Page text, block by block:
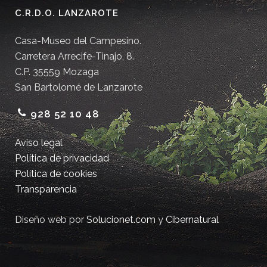
C.R.D.O. LANZAROTE
Casa-Museo del Campesino.
Carretera Arrecife-Tinajo, 8.
C.P. 35559 Mozaga
San Bartolomé de Lanzarote
928 52 10 48
Aviso legal
Política de privacidad
Política de cookies
Transparencia
Diseño web porSolucionet.comyCibernatural